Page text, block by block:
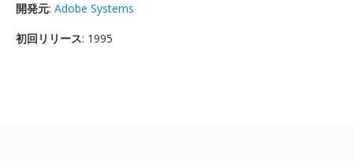
開発元: Adobe Systems
初回リリース: 1995